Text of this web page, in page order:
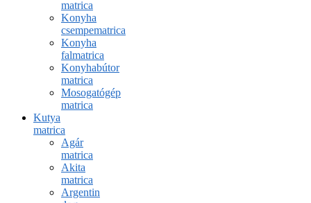
matrica
Konyha
csempematrica
Konyha
falmatrica
Konyhabútor
matrica
Mosogatógép
matrica
Kutya
matrica
Agár
matrica
Akita
matrica
Argentin